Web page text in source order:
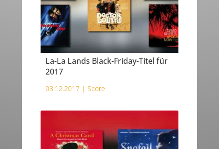
La-La Lands Black-Friday-Titel für
2017
03.12.2017 | Score